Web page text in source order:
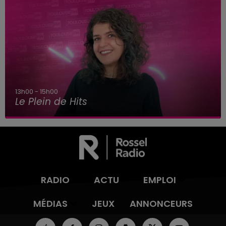
15h00 - 16h00
Le best-of Team de l'Aprèm
RADIO ACTU
EMPLOI
MÉDIAS
JEUX ANNONCEURS